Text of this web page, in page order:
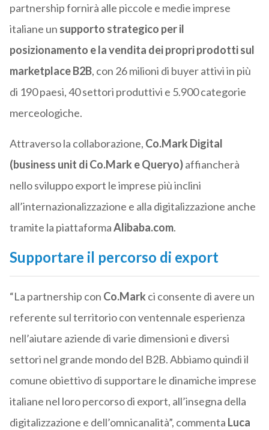
partnership fornirà alle piccole e medie imprese
italiane un supporto strategico per il
posizionamento e la vendita dei propri prodotti sul
marketplace B2B, con 26 milioni di buyer attivi in più
di 190 paesi, 40 settori produttivi e 5.900 categorie
merceologiche.
Attraverso la collaborazione, Co.Mark Digital
(business unit di Co.Mark e Queryo)affiancherà
nello sviluppo export le imprese più inclini
all’internazionalizzazione e alla digitalizzazione anche
tramite la piattaformaAlibaba.com.
Supportare il percorso di export
“La partnership con Co.Markci consente di avere un
referente sul territorio con ventennale esperienza
nell’aiutare aziende di varie dimensioni e diversi
settori nel grande mondo del B2B. Abbiamo quindi il
comune obiettivo di supportare le dinamiche imprese
italiane nel loro percorso di export, all’insegna della
digitalizzazione e dell’omnicanalità”, commenta Luca